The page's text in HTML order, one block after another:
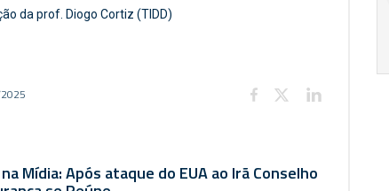
da prof. Diogo Cortiz (TIDD)
na Mídia: Após ataque do EUA ao Irã Conselho